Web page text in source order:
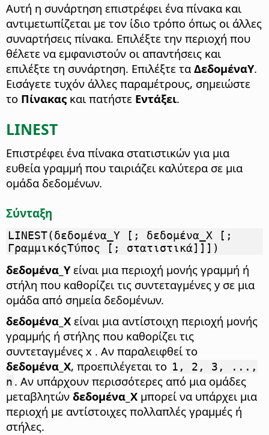
Αυτή η συνάρτηση επιστρέφει ένα πίνακα και
αντιμετωπίζεται με τον ίδιο τρόπο όπως οι άλλες
συναρτήσεις πίνακα. Επιλέξτε την περιοχή που
θέλετε να εμφανιστούν οι απαντήσεις και
επιλέξτε τη συνάρτηση. Επιλέξτε τα ΔεδομέναΥ.
Εισάγετε τυχόν άλλες παραμέτρους, σημειώστε
το Πίνακας και πατήστε Εντάξει.
LINEST
Επιστρέφει ένα πίνακα στατιστικών για μια
ευθεία γραμμή που ταιριάζει καλύτερα σε μια
ομάδα δεδομένων.
Σύνταξη
LINEST(δεδομένα_Y [; δεδομένα_X [;
ΓραμμικόςΤύπος [; στατιστικά]]])
δεδομένα_Yείναι μια περιοχή μονής γραμμή ή
στήλη που καθορίζει τις συντεταγμένες y σε μια
ομάδα από σημεία δεδομένων.
δεδομένα_X είναι μια αντίστοιχη περιοχή μονής
γραμμής ή στήλης που καθορίζει τις
συντεταγμένες x . Αν παραλειφθεί το
δεδομένα_X, προεπιλέγεται το 1, 2, 3, ...,
n . Αν υπάρχουν περισσότερες από μια ομάδες
μεταβλητών δεδομένα_X μπορεί να υπάρχει μια
περιοχή με αντίστοιχες πολλαπλές γραμμές ή
στήλες.